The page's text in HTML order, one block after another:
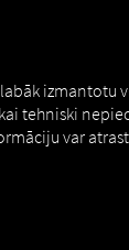
izmantotu
tehniski
var